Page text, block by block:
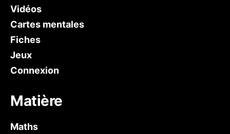
Vidéos
Cartes mentales
Fiches
Jeux
Connexion
Matière
Maths